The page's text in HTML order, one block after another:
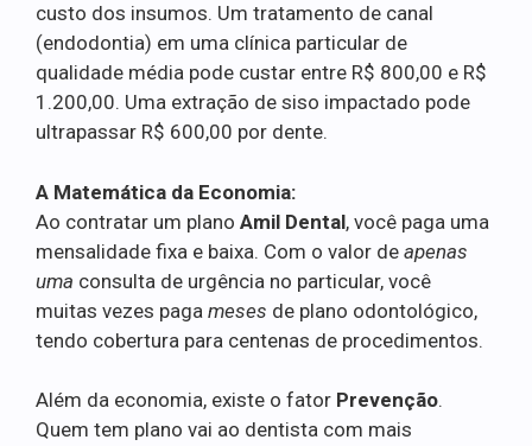
custo dos insumos. Um tratamento de canal
(endodontia) em uma clínica particular de
qualidade média pode custar entre R$ 800,00 e R$
1.200,00. Uma extração de siso impactado pode
ultrapassar R$ 600,00 por dente.
A Matemática da Economia:
Ao contratar um plano Amil Dental, você paga uma
mensalidade fixa e baixa. Com o valor de apenas
uma consulta de urgência no particular, você
muitas vezes paga meses de plano odontológico,
tendo cobertura para centenas de procedimentos.
Além da economia, existe o fator Prevenção.
Quem tem plano vai ao dentista com mais